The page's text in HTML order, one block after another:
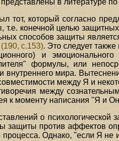
в литературе
который согласно
конечной целью
способов защиты
(190, с.153). Это следует
и
формулы, или
мира.
между Я и
между
к моменту написания "Я и
о психологической
защиты против аффектов
Однако, "если Я не